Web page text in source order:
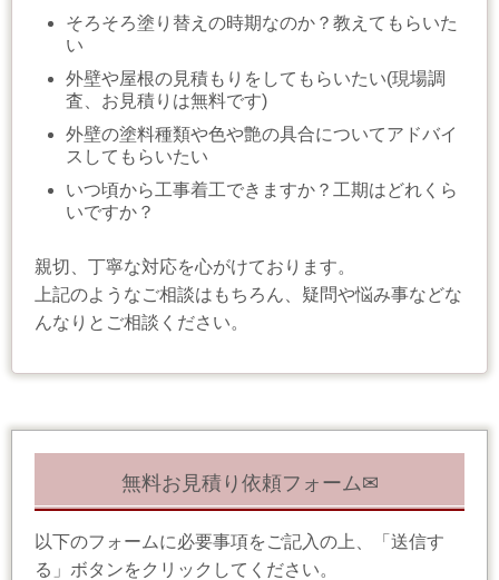
そろそろ塗り替えの時期なのか？教えてもらいた
い
外壁や屋根の見積もりをしてもらいたい(現場調
査、お見積りは無料です)
外壁の塗料種類や色や艶の具合についてアドバイ
スしてもらいたい
いつ頃から工事着工できますか？工期はどれくら
いですか？
親切、丁寧な対応を心がけております。
上記のようなご相談はもちろん、疑問や悩み事などな
んなりとご相談ください。
無料お見積り依頼フォーム✉
以下のフォームに必要事項をご記入の上、「送信す
る」ボタンをクリックしてください。